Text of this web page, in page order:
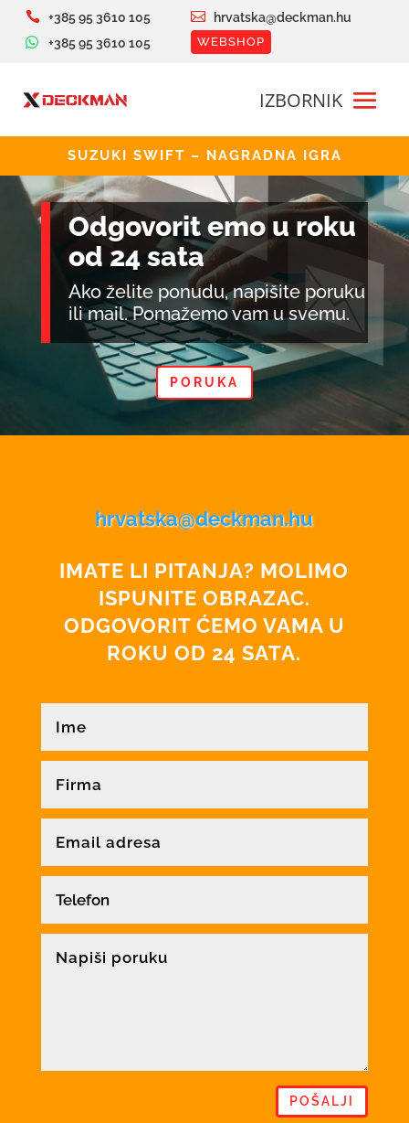

+385 95 3610 105

+385 95 3610 105
 hrvatska@deckman.hu
WEBSHOP
SUZUKI SWIFT – NAGRADNA IGRA
Odgovorit emo u roku
od 24 sata
Ako želite ponudu, napišite poruku
ili mail. Pomažemo vam u svemu.
PORUKA
hrvatska@deckman.hu
IMATE LI PITANJA? MOLIMO
ISPUNITE OBRAZAC.
ODGOVORIT ĆEMO VAMA U
ROKU OD 24 SATA.
POŠALJI